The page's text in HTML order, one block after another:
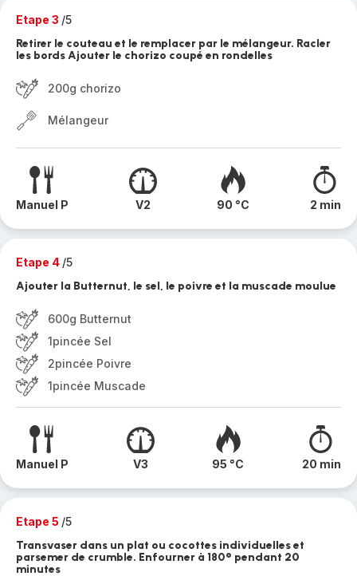
Etape 3 /5
Retirer le couteau et le remplacer par le mélangeur. Racler
les bords Ajouter le chorizo coupé en rondelles
200g chorizo
Mélangeur
Manuel P V2 90 °C 2 min
Etape 4 /5
Ajouter la Butternut, le sel, le poivre et la muscade moulue
600g Butternut
1pincée Sel
2pincée Poivre
1pincée Muscade
Manuel P V3 95 °C 20 min
Etape 5 /5
Transvaser dans un plat ou cocottes individuelles et
parsemer de crumble. Enfourner à 180° pendant 20
minutes